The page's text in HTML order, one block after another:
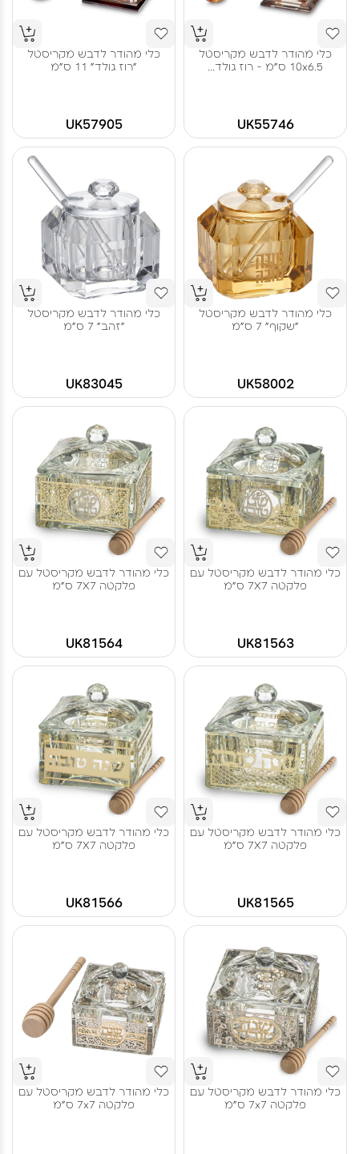
כלי מהודר לדבש מקריסטל
10x6.5 ס"מ - רוז גולד...
UK55746
כלי מהודר לדבש מקריסטל
"רוז גולד" 11 ס"מ
UK57905
כלי מהודר לדבש מקריסטל
"שקוף" 7 ס"מ
UK58002
כלי מהודר לדבש מקריסטל
"זהב" 7 ס"מ
UK83045
כלי מהודר לדבש מקריסטל עם
פלקטה 7X7 ס"מ
UK81563
כלי מהודר לדבש מקריסטל עם
פלקטה 7X7 ס"מ
UK81564
כלי מהודר לדבש מקריסטל עם
פלקטה 7X7 ס"מ
UK81565
כלי מהודר לדבש מקריסטל עם
פלקטה 7X7 ס"מ
UK81566
כלי מהודר לדבש מקריסטל עם
פלקטה 7x7 ס"מ
כלי מהודר לדבש מקריסטל עם
פלקטה 7x7 ס"מ